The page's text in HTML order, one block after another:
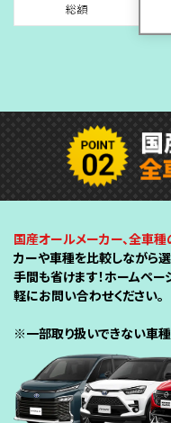
総額
国産オールメーカー、全車
カーや車種を比較しながら
手間も省けます！ホームペ
軽にお問い合わせください。
※一部取り扱いできない車種